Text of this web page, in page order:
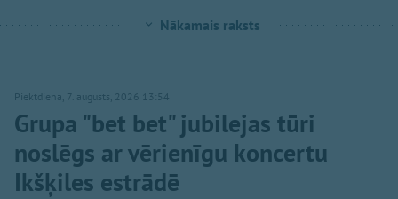
Nākamais raksts
Piektdiena, 7. augusts, 2026 13:54
Grupa "bet bet" jubilejas tūri
noslēgs ar vērienīgu koncertu
Ikšķiles estrādē